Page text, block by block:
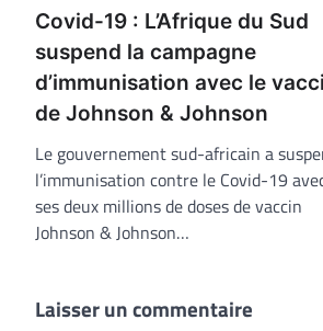
Covid-19 : L’Afrique du Sud
suspend la campagne
d’immunisation avec le
de Johnson & Johnson
Le gouvernement sud-africain a
l’immunisation contre le Covid-19
ses deux millions de doses de vaccin
Johnson & Johnson…
Laisser un commentaire